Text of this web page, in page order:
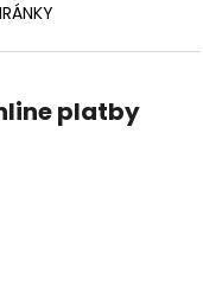
platby